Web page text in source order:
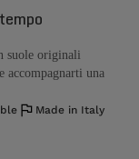
suole originali
accompagnarti una
Made in Italy